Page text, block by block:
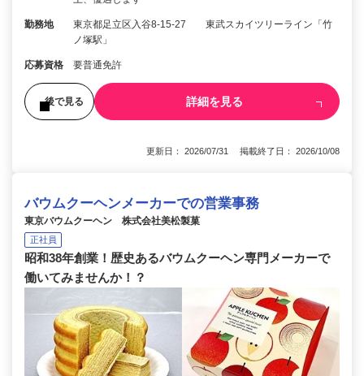
勤務地
東京都足立区入谷8-15-27 東武スカイツリーライン「竹
ノ塚駅」
応募資格 要普通免許
後で見る 詳細を見る
更新日： 2026/07/31 掲載終了日： 2026/10/08
バウムクーヘンメーカーでの営業事務
東京バウムクーヘン 株式会社美松製菓
正社員
昭和38年創業！歴史あるバウムクーヘン専門メーカーで
働いてみませんか！？